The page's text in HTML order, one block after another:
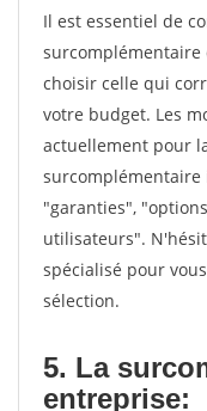
Il est essentiel de
surcomplémentaire
choisir celle qui
votre budget. Les
actuellement pour
"garanties",
utilisateurs".
spécialisé pour
sélection.
5. La
entreprise: